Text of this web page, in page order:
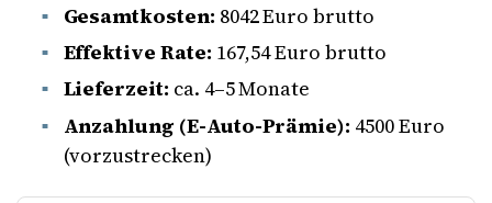
Gesamtkosten: 8042 Euro brutto
Effektive Rate: 167,54 Euro brutto
Lieferzeit: ca. 4–5 Monate
Anzahlung (E-Auto-Prämie): 4500 Euro
(vorzustrecken)